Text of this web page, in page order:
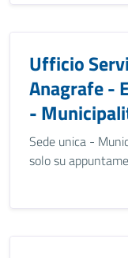
Ufficio
Anagrafe -
-
Sede unica -
solo su